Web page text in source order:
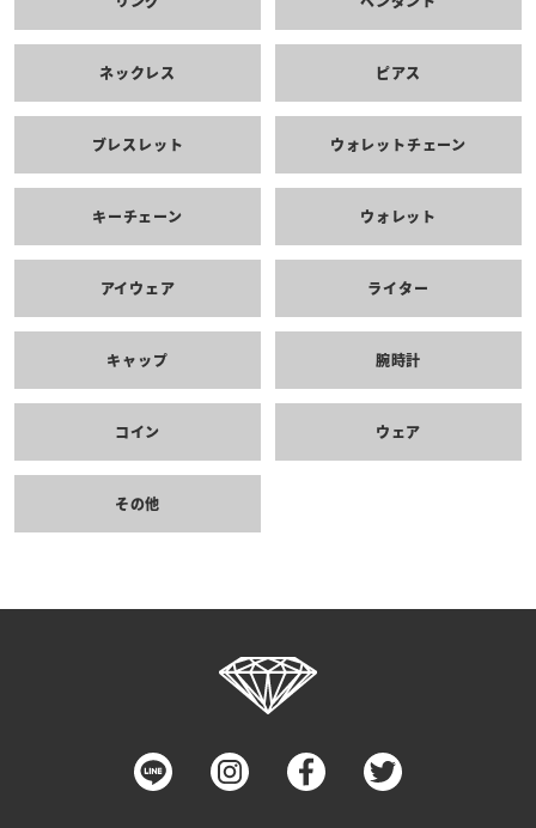
ネックレス ピアス
ブレスレット ウォレットチェーン
キーチェーン ウォレット
アイウェア ライター
キャップ 腕時計
コイン ウェア
その他